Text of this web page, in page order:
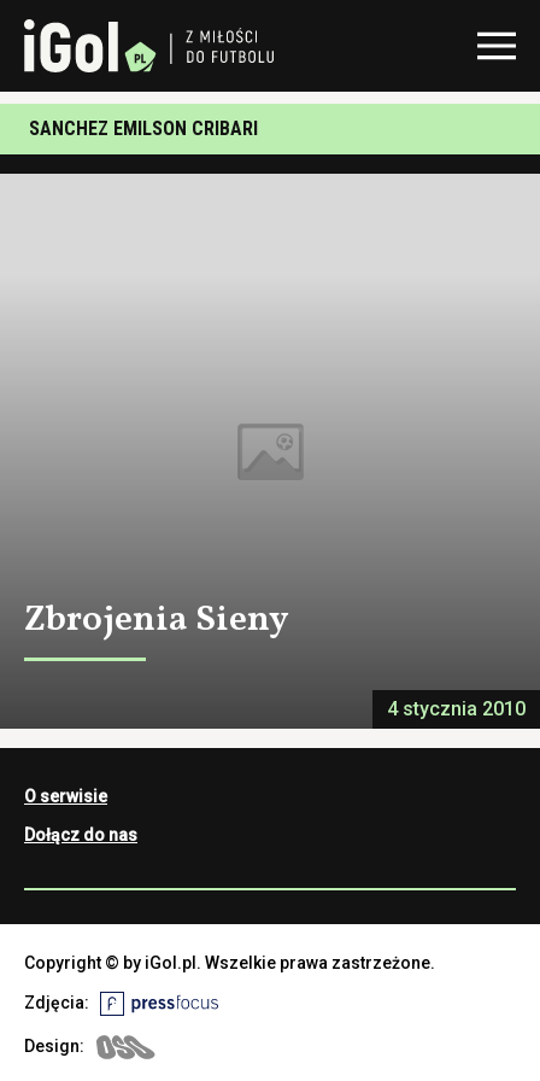
SANCHEZ EMILSON CRIBARI
4 stycznia 2010
Zbrojenia Sieny
O serwisie
Dołącz do nas
Copyright © by iGol.pl. Wszelkie prawa zastrzeżone.
Zdjęcia:
Design: